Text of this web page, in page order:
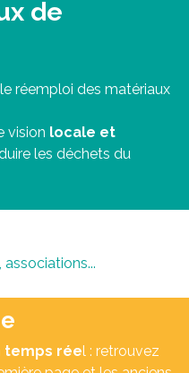
de
réemploi des matériaux
vision locale et
les déchets du
associations...
temps réel : retrouvez